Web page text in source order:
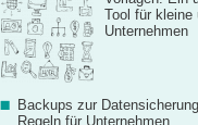
Tool für kleine
Unternehmen
Backups zur
Regeln für Unternehmen